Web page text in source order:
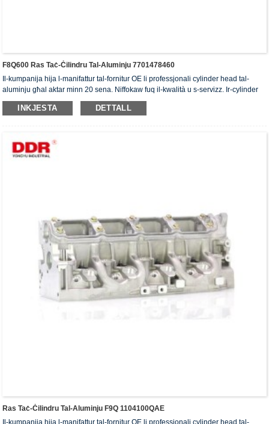
F8Q600 Ras Taċ-Ċilindru Tal-Aluminju 7701478460
Il-kumpanija hija l-manifattur tal-fornitur OE li professjonali cylinder head tal-
aluminju għal aktar minn 20 sena. Niffokaw fuq il-kwalità u s-servizz. Ir-cylinder
head jiksbu ċ-ċertifikat ta' awtentikazzjoni ISO16949, "ir-ras taċ-ċilindru b'siġillar
għoli", "il-ħajja utli twila tar-ras taċ-ċilindru" u l-5 brevetti l-oħra tal-mudell ta'
INKJESTA DETTALL
Ras Taċ-Ċilindru Tal-Aluminju F9Q 1104100QAE